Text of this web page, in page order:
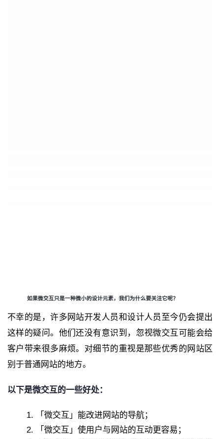
如果微交互只是一种微小的设计元素，我们为什么要关注它呢？
不幸的是，许多网站开发人员和设计人员至今仍会提出
这样的疑问。他们还没有意识到，忽视微交互可能会给
客户带来很多麻烦。对细节的重视是那些优秀的网站区
别于普通网站的地方。
以下是微交互的一些好处：
「微交互」能改进网站的导航；
「微交互」使用户与网站的互动更容易；